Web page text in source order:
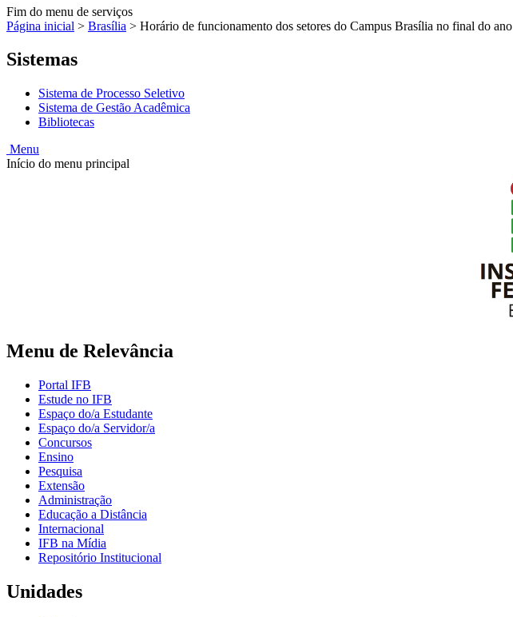
Fim do menu de serviços
Página inicial > Brasília > Horário de funcionamento dos setores do Campus Brasília no final do ano
Sistemas
Sistema de Processo Seletivo
Sistema de Gestão Acadêmica
Bibliotecas
Menu
Início do menu principal
Menu de Relevância
Portal IFB
Estude no IFB
Espaço do/a Estudante
Espaço do/a Servidor/a
Concursos
Ensino
Pesquisa
Extensão
Administração
Educação a Distância
Internacional
IFB na Mídia
Repositório Institucional
Unidades